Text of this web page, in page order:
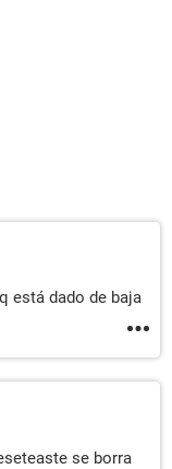
está dado de baja
se borra